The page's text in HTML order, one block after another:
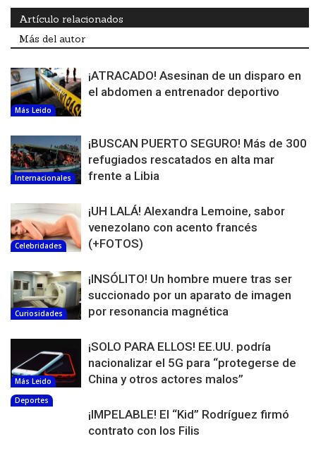
Artículo relacionados
Más del autor
Más Leido
¡ATRACADO! Asesinan de un disparo en
el abdomen a entrenador deportivo
Internacionales
¡BUSCAN PUERTO SEGURO! Más de 300
refugiados rescatados en alta mar
frente a Libia
Celebridades
¡UH LALÁ! Alexandra Lemoine, sabor
venezolano con acento francés
(+FOTOS)
Curiosidades
¡INSÓLITO! Un hombre muere tras ser
succionado por un aparato de imagen
por resonancia magnética
Más Leido
¡SOLO PARA ELLOS! EE.UU. podría
nacionalizar el 5G para “protegerse de
China y otros actores malos”
Deportes
¡IMPELABLE! El “Kid” Rodríguez firmó
contrato con los Filis